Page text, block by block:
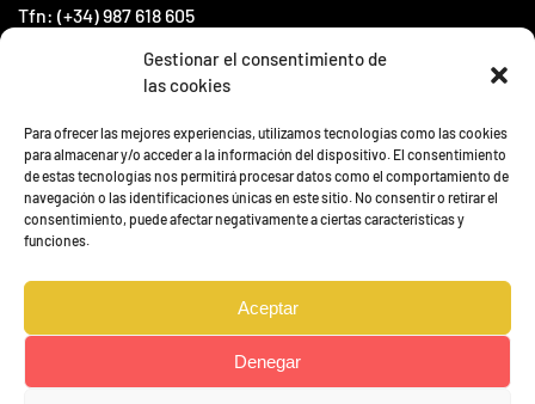
Gestionar el consentimiento de
las cookies
Para ofrecer las mejores experiencias, utilizamos tecnologías como las cookies
para almacenar y/o acceder a la información del dispositivo. El consentimiento
de estas tecnologías nos permitirá procesar datos como el comportamiento de
navegación o las identificaciones únicas en este sitio. No consentir o retirar el
consentimiento, puede afectar negativamente a ciertas características y
funciones.
Aceptar
Denegar
Tfn: (+34) 987 618 605
КАТАЛОГ
КОНТАКТ
НОВОСТИ